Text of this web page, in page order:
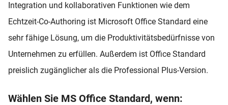
Integration und kollaborativen Funktionen wie dem
Echtzeit-Co-Authoring ist Microsoft Office Standard eine
sehr fähige Lösung, um die Produktivitätsbedürfnisse von
Unternehmen zu erfüllen. Außerdem ist Office Standard
preislich zugänglicher als die Professional Plus-Version.
Wählen Sie MS Office Standard, wenn: